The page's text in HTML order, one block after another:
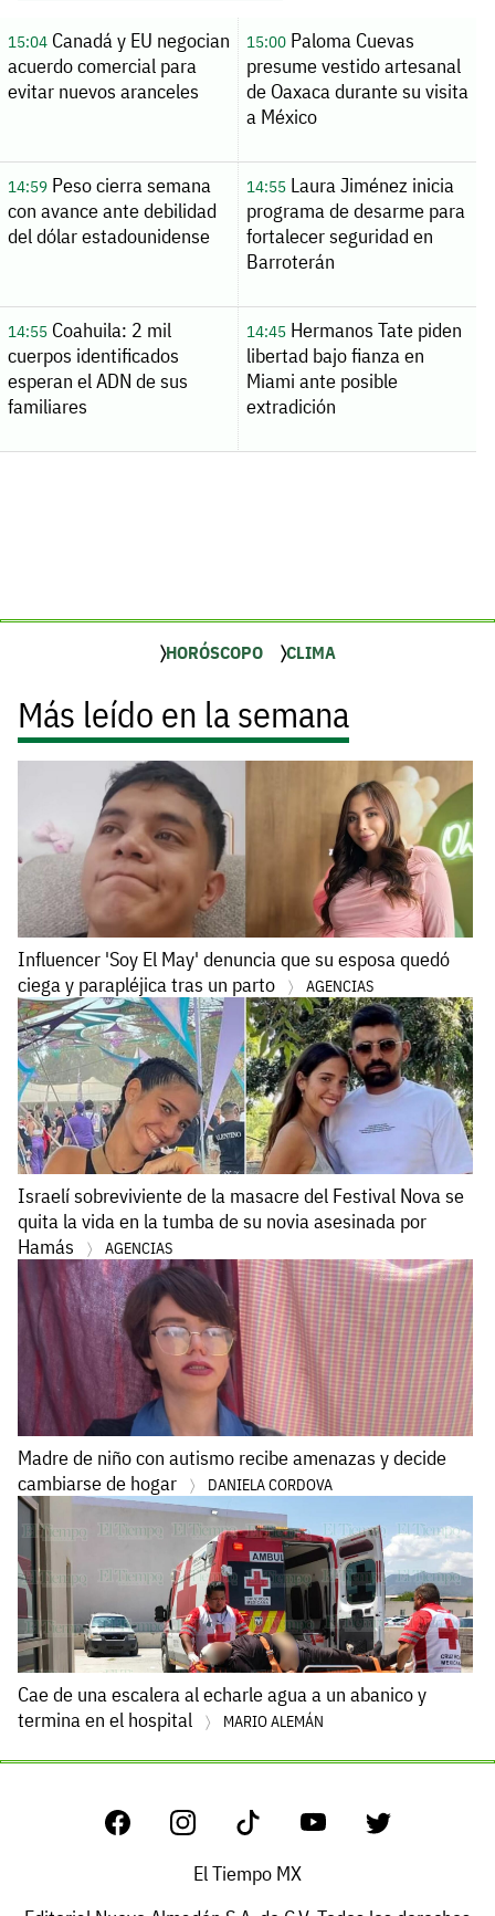
15:04Canadá y EU negocian
acuerdo comercial para
evitar nuevos aranceles
15:00Paloma Cuevas
presume vestido artesanal
de Oaxaca durante su visita
a México
14:59Peso cierra semana
con avance ante debilidad
del dólar estadounidense
14:55Laura Jiménez inicia
programa de desarme para
fortalecer seguridad en
Barroterán
14:55Coahuila: 2 mil
cuerpos identificados
esperan el ADN de sus
familiares
14:45Hermanos Tate piden
libertad bajo fianza en
Miami ante posible
extradición
HORÓSCOPO CLIMA
Más leído en la semana
Influencer 'Soy El May' denuncia que su esposa quedó
ciega y parapléjica tras un parto
AGENCIAS
Israelí sobreviviente de la masacre del Festival Nova se
quita la vida en la tumba de su novia asesinada por
Hamás
AGENCIAS
Madre de niño con autismo recibe amenazas y decide
cambiarse de hogar
DANIELA CORDOVA
Cae de una escalera al echarle agua a un abanico y
termina en el hospital
MARIO ALEMÁN
El Tiempo MX